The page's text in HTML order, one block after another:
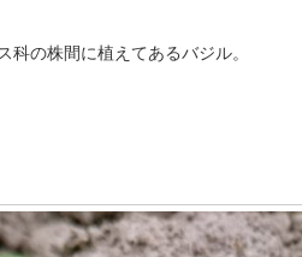
の株間に植えてあるバジル。